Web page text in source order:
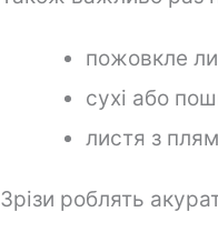
пожовкле
сухі або
листя з
Зрізи роблять